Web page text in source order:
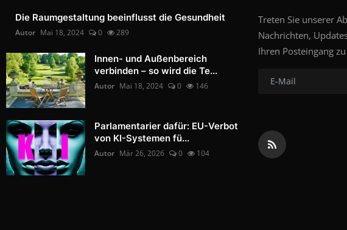
Die Raumgestaltung beeinflusst die Gesundheit
Autor Mai 18, 2024 0 289
Innen- und Außenbereich
verbinden – so wird die Te...
Autor Mai 18, 2024 0 146
Parlamentarier dafür: EU-Verbot
von KI-Systemen fü...
Autor Mär 26, 2026 0 104
Treten Sie unserer
Nachrichten,
Ihren Posteingang